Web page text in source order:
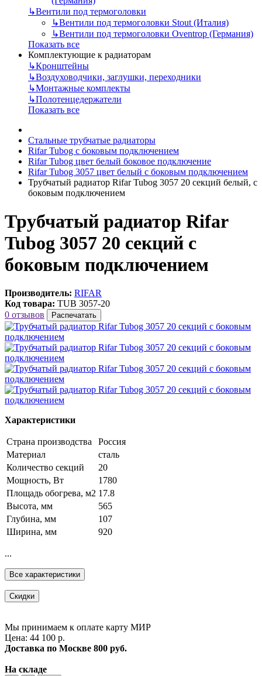
↳Вентили под термоголовки
↳Вентили под термоголовки Stout (Италия)
↳Вентили под термоголовки Oventrop (Германия)
Показать все
Комплектующие к радиаторам
↳Кронштейны
↳Воздуховодчики, заглушки, переходники
↳Монтажные комплекты
↳Полотенцедержатели
Показать все
Стальные трубчатые радиаторы
Rifar Tubog с боковым подключением
Rifar Tubog цвет белый боковое подключение
Rifar Tubog 3057 цвет белый с боковым подключением
Трубчатый радиатор Rifar Tubog 3057 20 секций белый, с
боковым подключением
Трубчатый радиатор Rifar
Tubog 3057 20 секций с
боковым подключением
Производитель: RIFAR
Код товара: TUB 3057-20
0 отзывов
Распечатать
Характеристики
Страна производства
Россия
Материал
сталь
Количество секций
20
Мощность, Вт
1780
Площадь обогрева, м2 17.8
Высота, мм
565
Глубина, мм
107
Ширина, мм
920
...
Все характеристики
Скидки
Мы принимаем к оплате карту МИР
Цена: 44 100 р.
Доставка по Москве 800 руб.
На складе